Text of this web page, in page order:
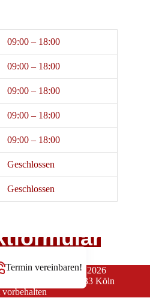
09:00 – 18:00
09:00 – 18:00
09:00 – 18:00
09:00 – 18:00
09:00 – 18:00
Geschlossen
Geschlossen
und Willerscheid © 2026
12 * 50733 Köln
Termin vereinbaren!